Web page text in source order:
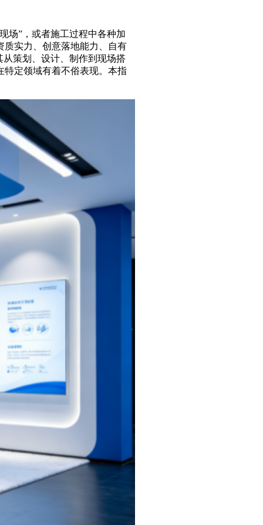
场”，或者施工过程中各种加
质实力、创意落地能力、自有
策划、设计、制作到现场搭
特定领域有着不俗表现。本指